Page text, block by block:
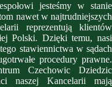
jesteśmy w stanie
nawet w najtrudniejszych
reprezentują klientów
Polski. Dzięki temu, nasi
stawiennictwa w sądach
procedury prawne.
Czechowic Dziedzic
naszej Kancelarii mają